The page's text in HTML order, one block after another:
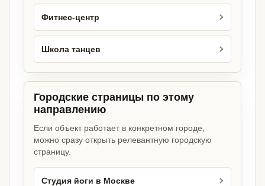
Фитнес-центр
Школа танцев
Городские страницы по этому
направлению
Если объект работает в конкретном городе,
можно сразу открыть релевантную городскую
страницу.
Студия йоги в Москве